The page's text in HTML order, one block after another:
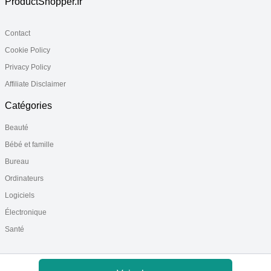
Contact
Cookie Policy
Privacy Policy
Affiliate Disclaimer
Catégories
Beauté
Bébé et famille
Bureau
Ordinateurs
Logiciels
Électronique
Santé